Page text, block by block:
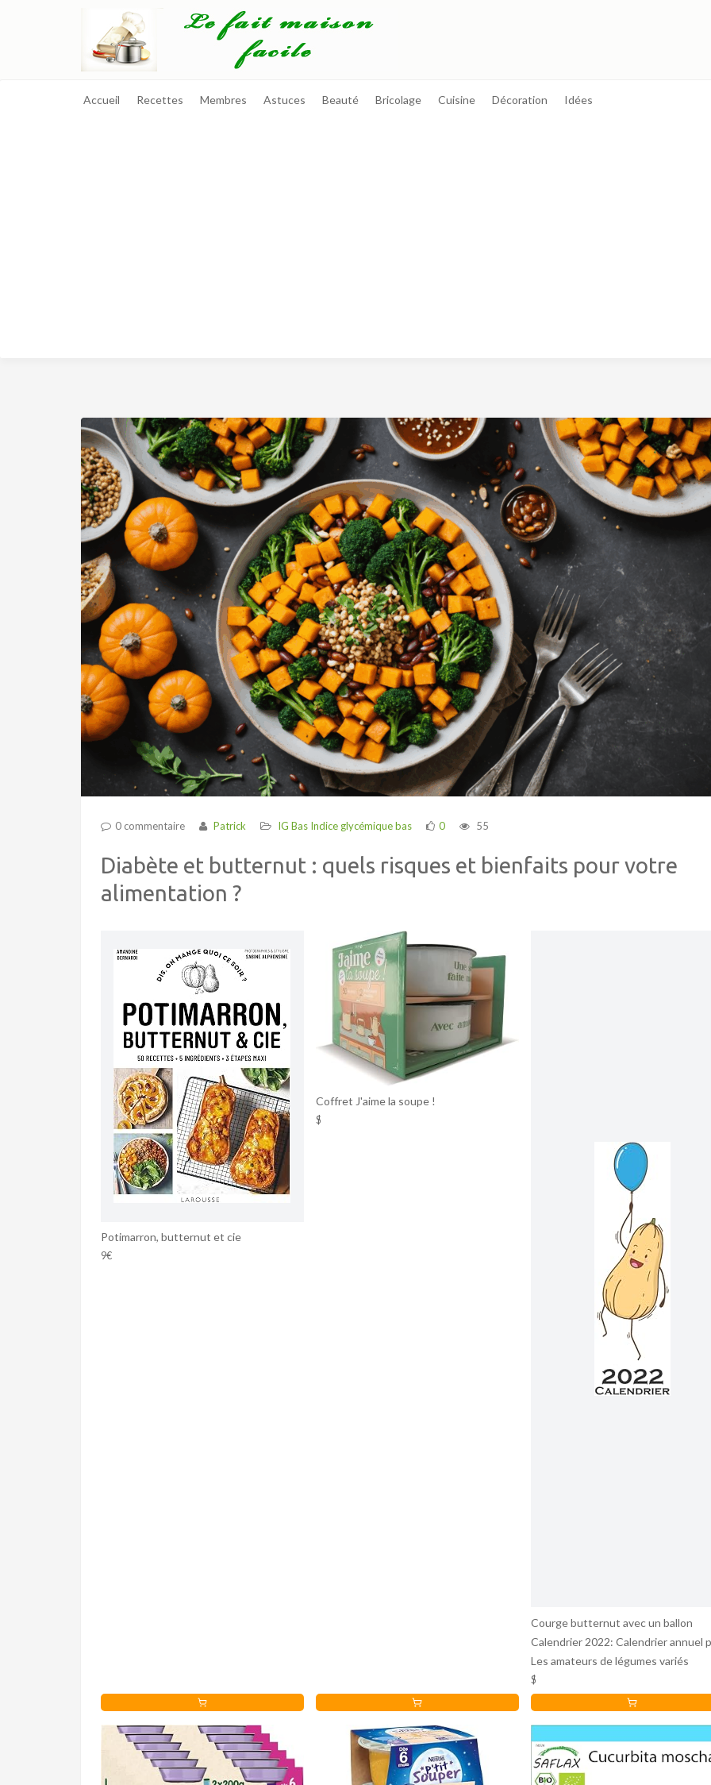
Accueil Recettes Membres Astuces Beauté Bricolage Cuisine Décoration Idées
0 commentaire Patrick IG Bas Indice glycémique bas 0 55
Diabète et butternut : quels risques et bienfaits pour votre
alimentation ?
Potimarron, butternut et cie
9€
Coffret J'aime la soupe !
$
Courge butternut avec un ballon
Calendrier 2022: Calendrier annuel
Les amateurs de légumes variés
$